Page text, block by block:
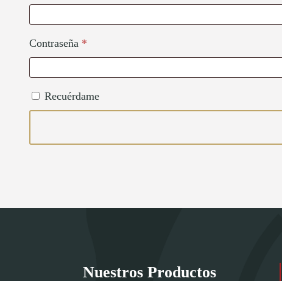
Contraseña *Obligatorio
Recuérdame
Nuestros Productos